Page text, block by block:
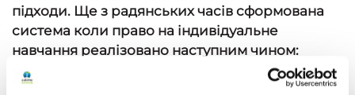
підходи. Ще з радянських часів сформована
система коли право на індивідуальне
навчання реалізовано наступним чином:
Надомне або індивідуальне навчання -